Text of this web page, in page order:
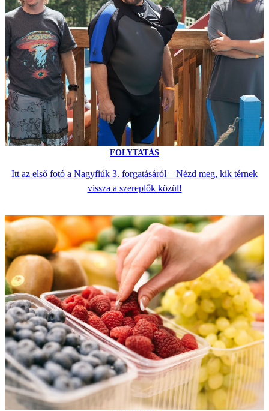
FOLYTATÁS
Itt az első fotó a Nagyfiúk 3. forgatásáról – Nézd meg, kik térnek
vissza a szereplők közül!